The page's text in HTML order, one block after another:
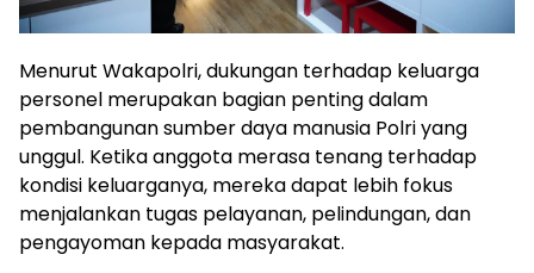
Menurut Wakapolri, dukungan terhadap keluarga
personel merupakan bagian penting dalam
pembangunan sumber daya manusia Polri yang
unggul. Ketika anggota merasa tenang terhadap
kondisi keluarganya, mereka dapat lebih fokus
menjalankan tugas pelayanan, pelindungan, dan
pengayoman kepada masyarakat.